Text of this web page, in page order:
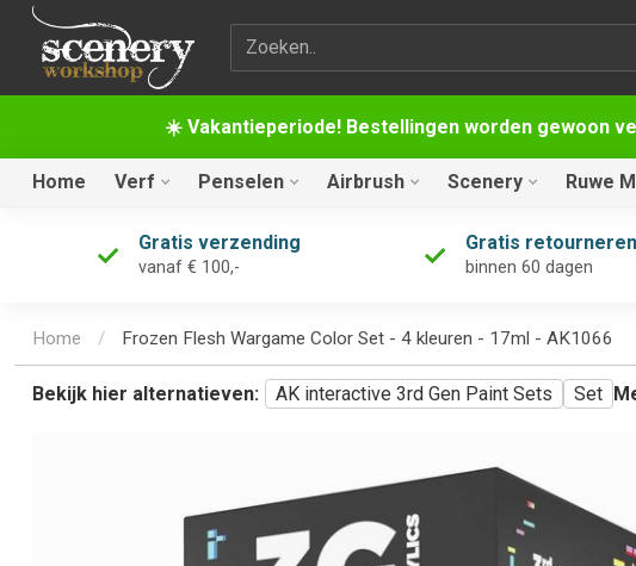
☀️ Vakantieperiode! Bestellingen worden gewoon
Zoekterm
Home Verf Penselen Airbrush Scenery Ruwe
Gratis verzending
vanaf € 100,-
Gratis retourneren
binnen 60 dagen
Home / Frozen Flesh Wargame Color Set - 4 kleuren - 17ml - AK1066
Bekijk hier alternatieven: AK interactive 3rd Gen Paint Sets Set